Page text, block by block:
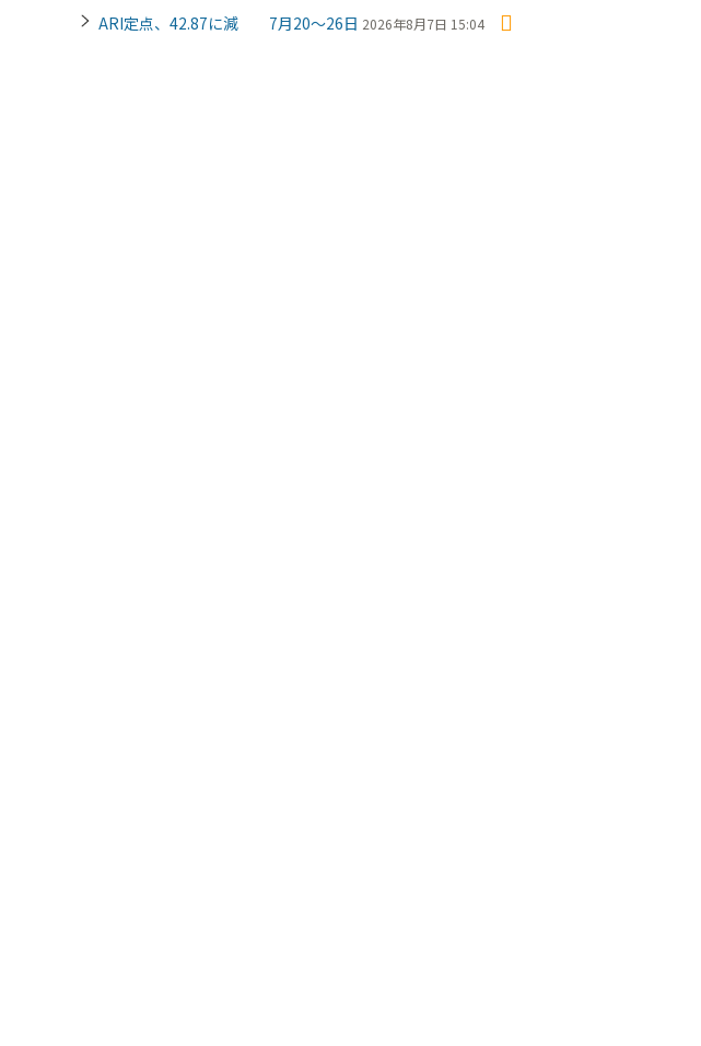
ARI定点、42.87に減 7月20～26日 2026年8月7日 15:04